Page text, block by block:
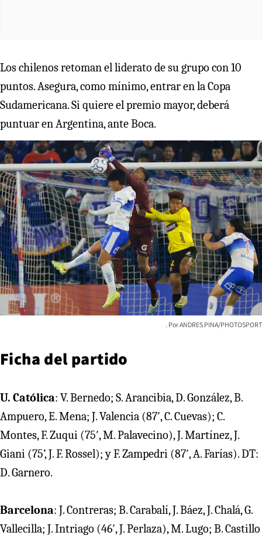
Los chilenos retoman el liderato de su grupo con 10
puntos. Asegura, como mínimo, entrar en la Copa
Sudamericana. Si quiere el premio mayor, deberá
puntuar en Argentina, ante Boca.
ANDRES PINA/PHOTOSPORT
Ficha del partido
U. Católica: V. Bernedo; S. Arancibia, D. González, B.
Ampuero, E. Mena; J. Valencia (87′, C. Cuevas); C.
Montes, F. Zuqui (75′, M. Palavecino), J. Martínez, J.
Giani (75’, J. F. Rossel); y F. Zampedri (87′, A. Farías). DT:
D. Garnero.
Barcelona: J. Contreras; B. Carabalí, J. Báez, J. Chalá, G.
Vallecilla; J. Intriago (46′, J. Perlaza), M. Lugo; B. Castillo